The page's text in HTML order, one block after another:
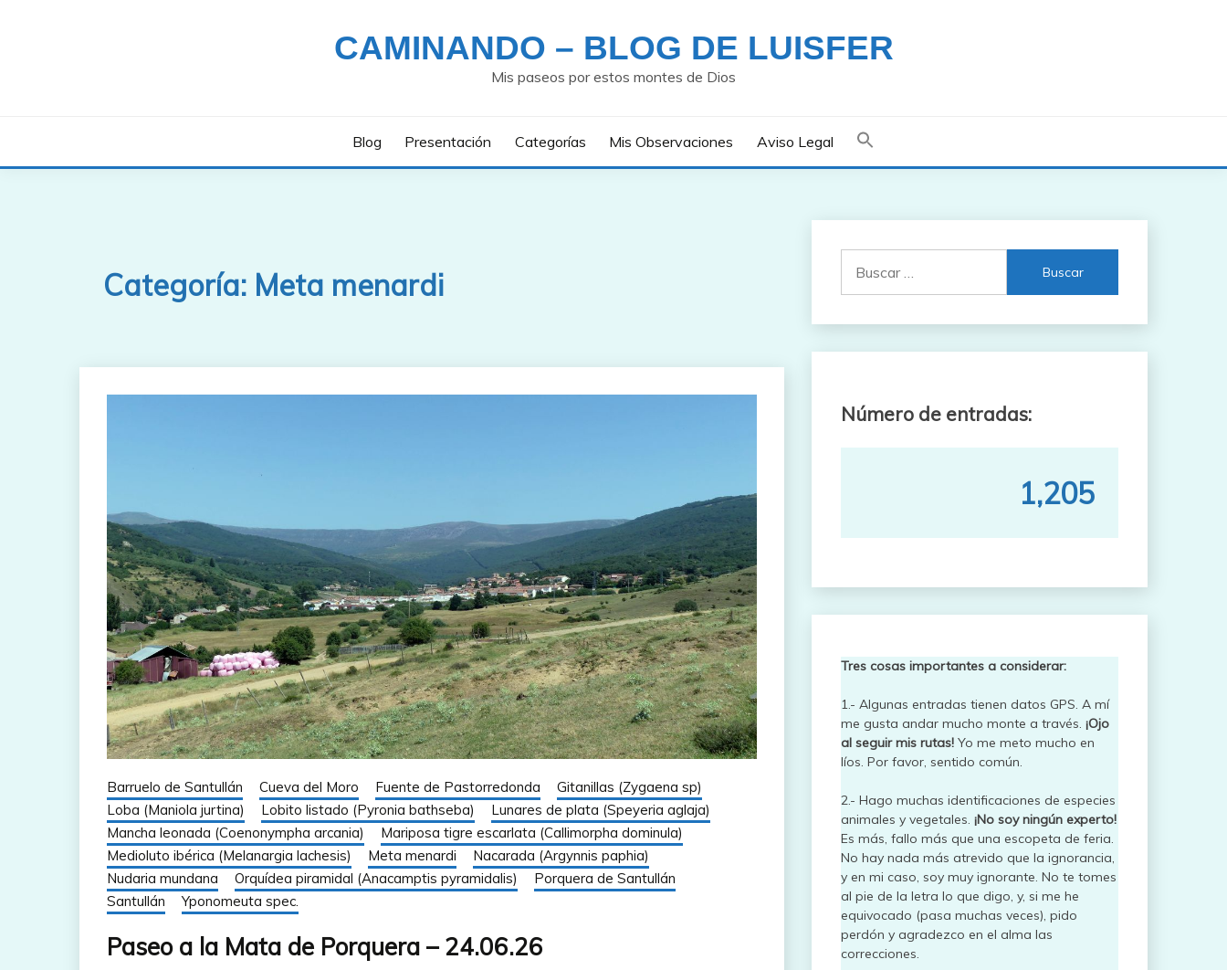
CAMINANDO – BLOG DE LUISFER
Mis paseos por estos montes de Dios
Blog Presentación Categorías Mis Observaciones Aviso Legal
Categoría: Meta menardi
Barruelo de Santullán Cueva del Moro Fuente de Pastorredonda
Gitanillas (Zygaena sp)
Loba (Maniola jurtina)
Lobito listado (Pyronia bathseba)
Lunares de plata (Speyeria aglaja)
Mancha leonada (Coenonympha arcania)
Mariposa tigre escarlata (Callimorpha dominula)
Medioluto ibérica (Melanargia lachesis)
Meta menardi
Nacarada (Argynnis paphia)
Nudaria mundana
Orquídea piramidal (Anacamptis pyramidalis)
Porquera de Santullán
Santullán
Yponomeuta spec.
Paseo a la Mata de Porquera – 24.06.26
Número de entradas:
1,205
Tres cosas importantes a considerar:
1.- Algunas entradas tienen datos GPS. A mí
me gusta andar mucho monte a través. ¡Ojo
al seguir mis rutas!Yo me meto mucho en
líos. Por favor, sentido común.
2.- Hago muchas identificaciones de especies
animales y vegetales. ¡No soy ningún experto!
Es más, fallo más que una escopeta de feria.
No hay nada más atrevido que la ignorancia,
y en mi caso, soy muy ignorante. No te tomes
al pie de la letra lo que digo, y, si me he
equivocado (pasa muchas veces), pido
perdón y agradezco en el alma las
correcciones.